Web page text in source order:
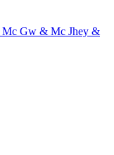
Gw & Mc Jhey &